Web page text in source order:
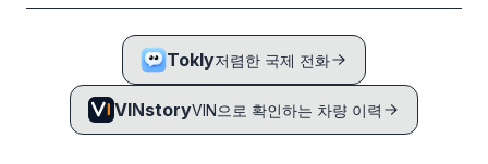
Tokly저렴한 국제 전화
VINstoryVIN으로 확인하는 차량 이력